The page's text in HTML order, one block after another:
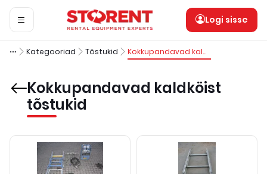
Logi sisse
Kategooriad Tõstukid Kokkupandavad kaldköist tõstukid
Kokkupandavad kaldköist
tõstukid